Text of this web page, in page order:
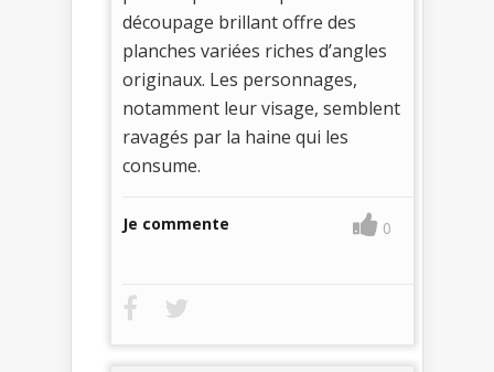
découpage brillant offre des
planches variées riches d’angles
originaux. Les personnages,
notamment leur visage, semblent
ravagés par la haine qui les
consume.
Je commente 0